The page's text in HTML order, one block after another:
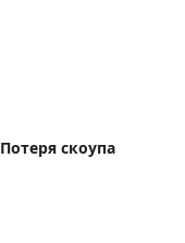
Потеря скоупа